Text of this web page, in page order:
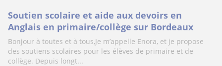
Soutien scolaire et aide aux devoirs en
Anglais en primaire/collège sur Bordeaux
Bonjour à toutes et à tous,Je m’appelle Enora, et je propose
des soutiens scolaires pour les élèves de primaire et de
collège. Depuis longt...